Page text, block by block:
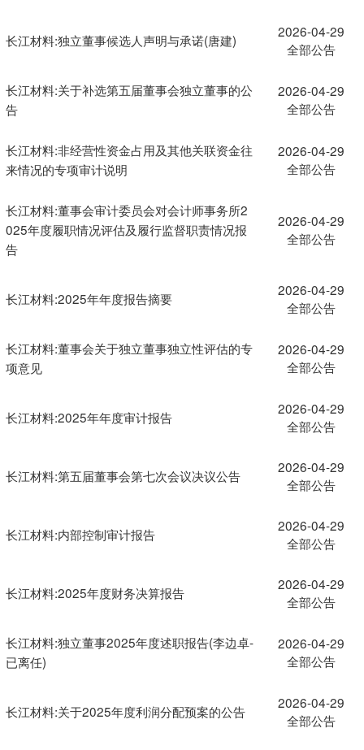
长江材料:独立董事候选人声明与承诺(唐建)
2026-04-29
全部公告
长江材料:关于补选第五届董事会独立董事的公
告
2026-04-29
全部公告
长江材料:非经营性资金占用及其他关联资金往
来情况的专项审计说明
2026-04-29
全部公告
长江材料:董事会审计委员会对会计师事务所2
025年度履职情况评估及履行监督职责情况报
告
2026-04-29
全部公告
长江材料:2025年年度报告摘要
2026-04-29
全部公告
长江材料:董事会关于独立董事独立性评估的专
项意见
2026-04-29
全部公告
长江材料:2025年年度审计报告
2026-04-29
全部公告
长江材料:第五届董事会第七次会议决议公告
2026-04-29
全部公告
长江材料:内部控制审计报告
2026-04-29
全部公告
长江材料:2025年度财务决算报告
2026-04-29
全部公告
长江材料:独立董事2025年度述职报告(李边卓-
已离任)
2026-04-29
全部公告
长江材料:关于2025年度利润分配预案的公告
2026-04-29
全部公告